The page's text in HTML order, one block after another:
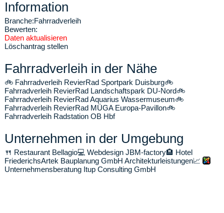
Information
Branche:Fahrradverleih
Bewerten:
Daten aktualisieren
Löschantrag stellen
Fahrradverleih in der Nähe
🚲 Fahrradverleih RevierRad Sportpark Duisburg🚲
Fahrradverleih RevierRad Landschaftspark DU-Nord🚲
Fahrradverleih RevierRad Aquarius Wassermuseum🚲
Fahrradverleih RevierRad MÜGA Europa-Pavillon🚲
Fahrradverleih Radstation OB Hbf
Unternehmen in der Umgebung
🍴 Restaurant Bellagio💻 Webdesign JBM-factory🏨 Hotel
FriederichsArtek Bauplanung GmbH Architekturleistungen📈
Unternehmensberatung Itup Consulting GmbH